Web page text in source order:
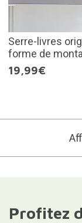
Serre-livres
forme de
19,99€
Profitez